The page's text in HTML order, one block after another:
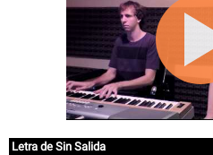
Letra de Sin Salida